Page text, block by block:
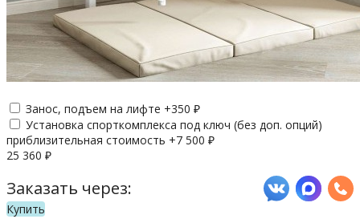
Занос, подъем на лифте +350 ₽
Установка спорткомплекса под ключ (без доп. опций)
приблизительная стоимость +7 500 ₽
25 360 ₽
Заказать через:
Купить